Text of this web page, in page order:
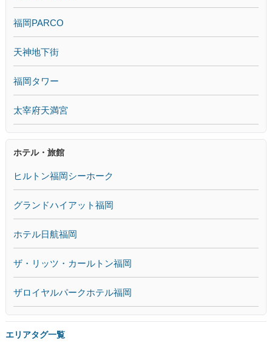
福岡PARCO
天神地下街
福岡タワー
太宰府天満宮
ホテル・旅館
ヒルトン福岡シーホーク
グランドハイアット福岡
ホテル日航福岡
ザ・リッツ・カールトン福岡
ザロイヤルパークホテル福岡
エリアタグ一覧